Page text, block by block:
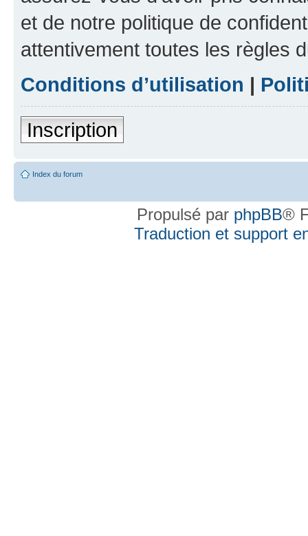
et de notre politique de
attentivement toutes les règles
Conditions d’utilisation |
Inscription
Index du forum
Propulsé par phpBB®
Traduction et support